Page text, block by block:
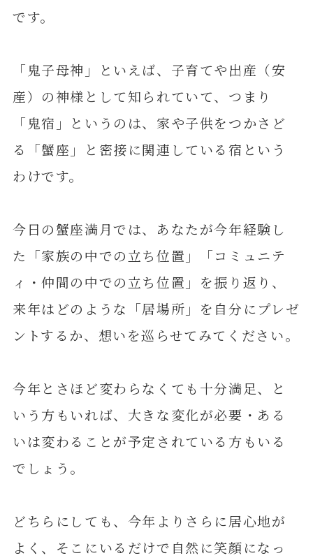
です。
「鬼子母神」といえば、子育てや出産（安
産）の神様として知られていて、つまり
「鬼宿」というのは、家や子供をつかさど
る「蟹座」と密接に関連している宿という
わけです。
今日の蟹座満月では、あなたが今年経験し
た「家族の中での立ち位置」「コミュニテ
ィ・仲間の中での立ち位置」を振り返り、
来年はどのような「居場所」を自分にプレゼ
ントするか、想いを巡らせてみてください。
今年とさほど変わらなくても十分満足、と
いう方もいれば、大きな変化が必要・ある
いは変わることが予定されている方もいる
でしょう。
どちらにしても、今年よりさらに居心地が
よく、そこにいるだけで自然に笑顔になっ